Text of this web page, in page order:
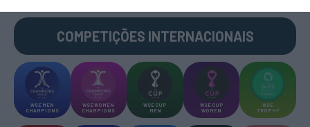
COMPETIÇÕES INTERNACIONAIS
WSE MEN
CHAMPIONS
WSE WOMEN
CHAMPIONS
WSE CUP
MEN
WSE CUP
WOMEN
WSE
TROPHY